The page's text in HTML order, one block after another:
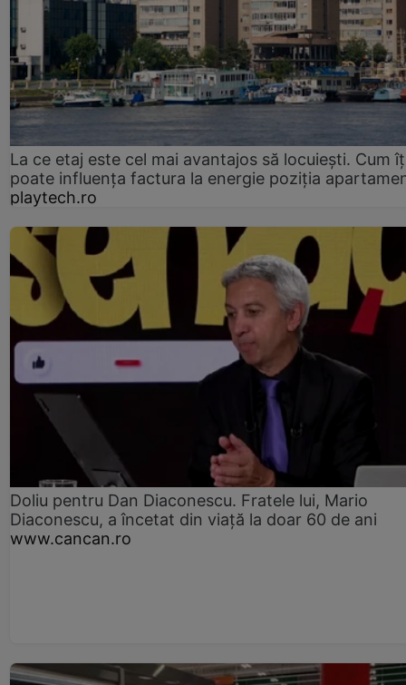
La ce etaj este cel mai avantajos să locuiești. Cum
poate influența factura la energie poziția
playtech.ro
Doliu pentru Dan Diaconescu. Fratele lui, Mario
Diaconescu, a încetat din viață la doar 60 de ani
www.cancan.ro